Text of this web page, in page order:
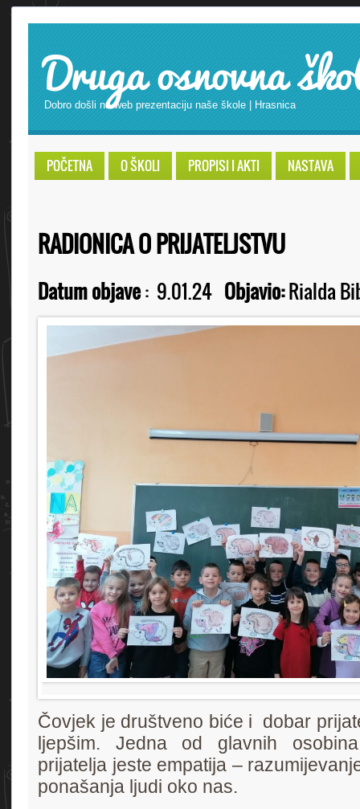
Druga osnovna
Dobro došli na web prezentaciju naše škole | Hrasnica
POČETNA O ŠKOLI PROPISI I AKTI NASTAVA
RADIONICA O PRIJATELJSTVU
Datum objave: 9.01.24 Objavio:Rialda
Čovjek je društveno biće i dobar
ljepšim. Jedna od glavnih
prijatelja jeste empatija –
ponašanja ljudi oko nas.